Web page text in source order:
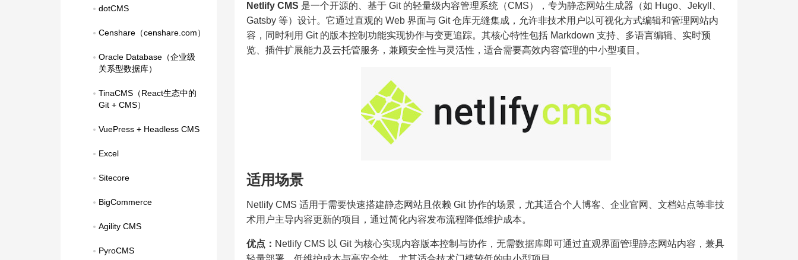
dotCMS
Censhare（censhare.com）
Oracle Database（企业级
关系型数据库）
TinaCMS（React生态中的
Git + CMS）
VuePress + Headless CMS
Excel
Sitecore
BigCommerce
Agility CMS
PyroCMS
Netlify CMS 是一个开源的、基于 Git 的轻量级内容管理系统（CMS），专为静态网站生成器（如 Hugo、Jekyll、
Gatsby 等）设计。它通过直观的 Web 界面与 Git 仓库无缝集成，允许非技术用户以可视化方式编辑和管理网站内
容，同时利用 Git 的版本控制功能实现协作与变更追踪。其核心特性包括 Markdown 支持、多语言编辑、实时预
览、插件扩展能力及云托管服务，兼顾安全性与灵活性，适合需要高效内容管理的中小型项目。
适用场景
Netlify CMS 适用于需要快速搭建静态网站且依赖 Git 协作的场景，尤其适合个人博客、企业官网、文档站点等非技
术用户主导内容更新的项目，通过简化内容发布流程降低维护成本。
优点： Netlify CMS 以 Git 为核心实现内容版本控制与协作，无需数据库即可通过直观界面管理静态网站内容，兼具